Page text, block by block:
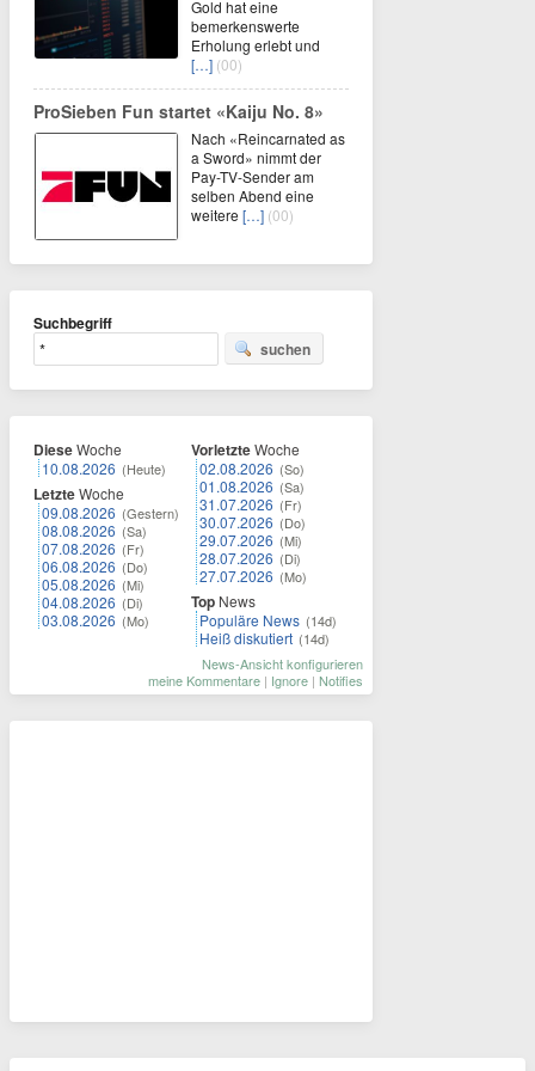
Gold hat eine
bemerkenswerte
Erholung erlebt und
[…] (00)
ProSieben Fun startet «Kaiju No. 8»
Nach «Reincarnated as
a Sword» nimmt der
Pay-TV-Sender am
selben Abend eine
weitere […] (00)
Suchbegriff
suchen
DieseWoche
10.08.2026 (Heute)
LetzteWoche
09.08.2026 (Gestern)
08.08.2026 (Sa)
07.08.2026 (Fr)
06.08.2026 (Do)
05.08.2026 (Mi)
04.08.2026 (Di)
03.08.2026 (Mo)
VorletzteWoche
02.08.2026 (So)
01.08.2026 (Sa)
31.07.2026 (Fr)
30.07.2026 (Do)
29.07.2026 (Mi)
28.07.2026 (Di)
27.07.2026 (Mo)
Top News
Populäre News (14d)
Heiß diskutiert (14d)
News-Ansicht konfigurieren
meine Kommentare | Ignore | Notifies